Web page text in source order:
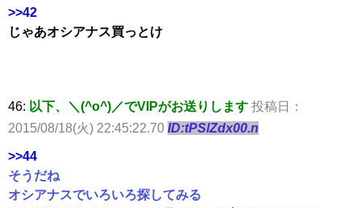
>>42
じゃあオシアナス買っとけ
46: 以下、＼(^o^)／でVIPがお送りします 投稿日：
2015/08/18(火) 22:45:22.70 ID:tPSlZdx00.n
>>44
そうだね
オシアナスでいろいろ探してみる